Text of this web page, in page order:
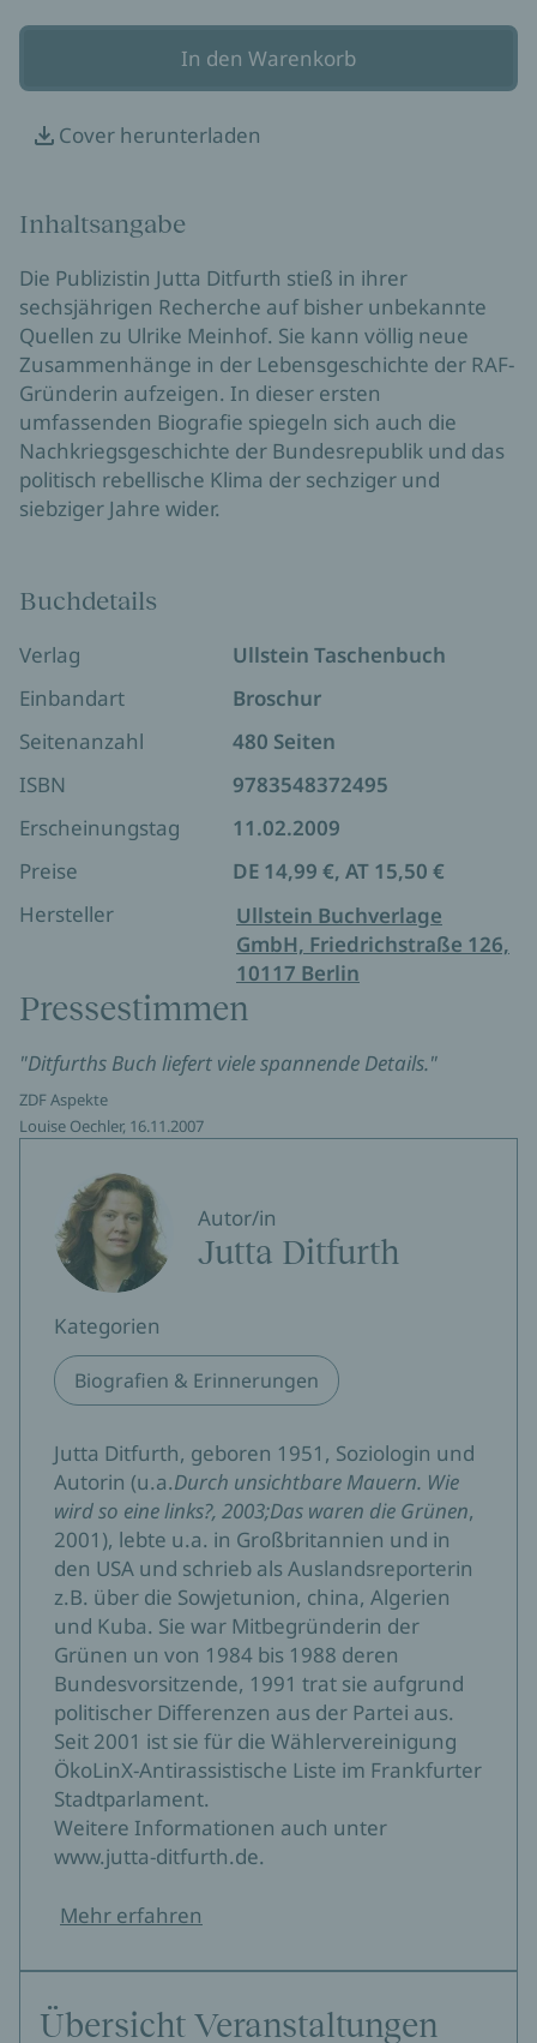
In den Warenkorb
Cover herunterladen
Inhaltsangabe
Die Publizistin Jutta Ditfurth stieß in ihrer
sechsjährigen Recherche auf bisher unbekannte
Quellen zu Ulrike Meinhof. Sie kann völlig neue
Zusammenhänge in der Lebensgeschichte der RAF-
Gründerin aufzeigen. In dieser ersten
umfassenden Biografie spiegeln sich auch die
Nachkriegsgeschichte der Bundesrepublik und das
politisch rebellische Klima der sechziger und
siebziger Jahre wider.
Buchdetails
Verlag
Ullstein Taschenbuch
Einbandart
Broschur
Seitenanzahl
480 Seiten
ISBN
9783548372495
Erscheinungstag
11.02.2009
Preise
DE 14,99 €, AT 15,50 €
Hersteller
Ullstein Buchverlage
GmbH, Friedrichstraße 126,
10117 Berlin
Pressestimmen
"Ditfurths Buch liefert viele spannende Details."
ZDF Aspekte
Louise Oechler, 16.11.2007
Autor/in
Jutta Ditfurth
Kategorien
Biografien & Erinnerungen
Jutta Ditfurth, geboren 1951, Soziologin und
Autorin (u.a.Durch unsichtbare Mauern. Wie
wird so eine links?, 2003;Das waren die Grünen,
2001), lebte u.a. in Großbritannien und in
den USA und schrieb als Auslandsreporterin
z.B. über die Sowjetunion, china, Algerien
und Kuba. Sie war Mitbegründerin der
Grünen un von 1984 bis 1988 deren
Bundesvorsitzende, 1991 trat sie aufgrund
politischer Differenzen aus der Partei aus.
Seit 2001 ist sie für die Wählervereinigung
ÖkoLinX-Antirassistische Liste im Frankfurter
Stadtparlament.
Weitere Informationen auch unter
www.jutta-ditfurth.de.
Mehr erfahren
Übersicht Veranstaltungen